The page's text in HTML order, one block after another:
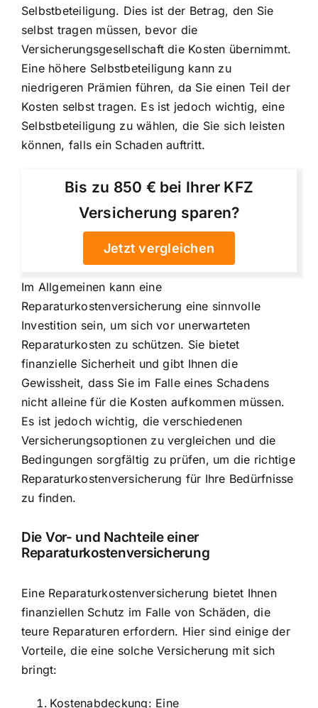
Selbstbeteiligung. Dies ist der Betrag, den Sie
selbst tragen müssen, bevor die
Versicherungsgesellschaft die Kosten übernimmt.
Eine höhere Selbstbeteiligung kann zu
niedrigeren Prämien führen, da Sie einen Teil der
Kosten selbst tragen. Es ist jedoch wichtig, eine
Selbstbeteiligung zu wählen, die Sie sich leisten
können, falls ein Schaden auftritt.
Bis zu 850 € bei Ihrer KFZ
Versicherung sparen?
Jetzt vergleichen
Im Allgemeinen kann eine
Reparaturkostenversicherung eine sinnvolle
Investition sein, um sich vor unerwarteten
Reparaturkosten zu schützen. Sie bietet
finanzielle Sicherheit und gibt Ihnen die
Gewissheit, dass Sie im Falle eines Schadens
nicht alleine für die Kosten aufkommen müssen.
Es ist jedoch wichtig, die verschiedenen
Versicherungsoptionen zu vergleichen und die
Bedingungen sorgfältig zu prüfen, um die richtige
Reparaturkostenversicherung für Ihre Bedürfnisse
zu finden.
Die Vor- und Nachteile einer
Reparaturkostenversicherung
Eine Reparaturkostenversicherung bietet Ihnen
finanziellen Schutz im Falle von Schäden, die
teure Reparaturen erfordern. Hier sind einige der
Vorteile, die eine solche Versicherung mit sich
bringt:
Kostenabdeckung: Eine